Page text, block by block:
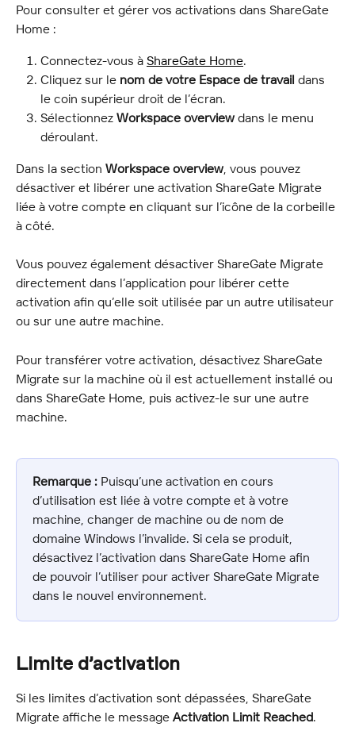
Pour consulter et gérer vos activations dans ShareGate
Home :
Connectez-vous à ShareGate Home.
Cliquez sur le nom de votre Espace de travail dans
le coin supérieur droit de l’écran.
Sélectionnez Workspace overview dans le menu
déroulant.
Dans la section Workspace overview , vous pouvez
désactiver et libérer une activation ShareGate Migrate
liée à votre compte en cliquant sur l’icône de la corbeille
à côté.
Vous pouvez également désactiver ShareGate Migrate
directement dans l’application pour libérer cette
activation afin qu’elle soit utilisée par un autre utilisateur
ou sur une autre machine.
Pour transférer votre activation, désactivez ShareGate
Migrate sur la machine où il est actuellement installé ou
dans ShareGate Home, puis activez-le sur une autre
machine.
Remarque : Puisqu’une activation en cours
d’utilisation est liée à votre compte et à votre
machine, changer de machine ou de nom de
domaine Windows l’invalide. Si cela se produit,
désactivez l’activation dans ShareGate Home afin
de pouvoir l’utiliser pour activer ShareGate Migrate
dans le nouvel environnement.
Limite d’activation
Si les limites d’activation sont dépassées, ShareGate
Migrate affiche le message Activation Limit Reached.